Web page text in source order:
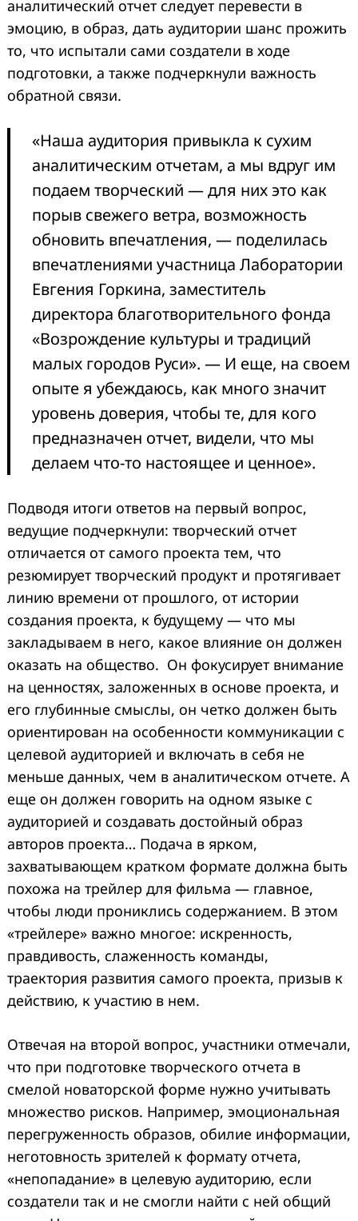
аналитический отчет следует перевести в
эмоцию, в образ, дать аудитории шанс прожить
то, что испытали сами создатели в ходе
подготовки, а также подчеркнули важность
обратной связи.
«Наша аудитория привыкла к сухим
аналитическим отчетам, а мы вдруг им
подаем творческий — для них это как
порыв свежего ветра, возможность
обновить впечатления, — поделилась
впечатлениями участница Лаборатории
Евгения Горкина, заместитель
директора благотворительного фонда
«Возрождение культуры и традиций
малых городов Руси». — И еще, на своем
опыте я убеждаюсь, как много значит
уровень доверия, чтобы те, для кого
предназначен отчет, видели, что мы
делаем что-то настоящее и ценное».
Подводя итоги ответов на первый вопрос,
ведущие подчеркнули: творческий отчет
отличается от самого проекта тем, что
резюмирует творческий продукт и протягивает
линию времени от прошлого, от истории
создания проекта, к будущему — что мы
закладываем в него, какое влияние он должен
оказать на общество. Он фокусирует внимание
на ценностях, заложенных в основе проекта, и
его глубинные смыслы, он четко должен быть
ориентирован на особенности коммуникации с
целевой аудиторией и включать в себя не
меньше данных, чем в аналитическом отчете. А
еще он должен говорить на одном языке с
аудиторией и создавать достойный образ
авторов проекта… Подача в ярком,
захватывающем кратком формате должна быть
похожа на трейлер для фильма — главное,
чтобы люди прониклись содержанием. В этом
«трейлере» важно многое: искренность,
правдивость, слаженность команды,
траектория развития самого проекта, призыв к
действию, к участию в нем.
Отвечая на второй вопрос, участники отмечали,
что при подготовке творческого отчета в
смелой новаторской форме нужно учитывать
множество рисков. Например, эмоциональная
перегруженность образов, обилие информации,
неготовность зрителей к формату отчета,
«непопадание» в целевую аудиторию, если
создатели так и не смогли найти с ней общий